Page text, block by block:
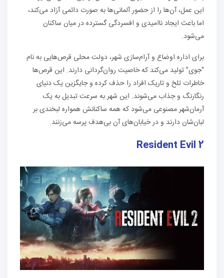
این عمل، آن‌ها را از حضور آلمانی‌ها به صورت دائمی آزاد می‌کند،
اما باعث ایجاد ناامیدی و افسردگی گسترده در میان ساکنان
می‌شود.
برای اداره اوضاع و آرام‌سازی شهر، دولت محلی قرص‌هایی به نام
“جوی” تولید می‌کند که خاصیت روان‌گردانی دارند. این قرص‌ها
خاطرات تلخ و تاریک افراد را حذف کرده و جایگزین یک دنیای
رنگارنگ و جذاب می‌شوند. این شهر به سرعت تبدیل به یک
آرمان‌شهر مصنوعی می‌شود که همه ساکنانش همواره لبخندی بر
لبان‌شان دارند و در خیابان‌های آن بی‌هدف پرسه می‌زنند.
Resident Evil 2